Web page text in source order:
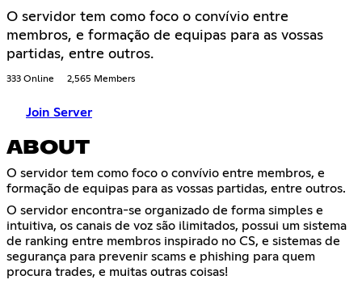
O servidor tem como foco o convívio entre
membros, e formação de equipas para as vossas
partidas, entre outros.
333 Online 2,565 Members
Join Server
ABOUT
O servidor tem como foco o convívio entre membros, e
formação de equipas para as vossas partidas, entre outros.
O servidor encontra-se organizado de forma simples e
intuitiva, os canais de voz são ilimitados, possui um sistema
de ranking entre membros inspirado no CS, e sistemas de
segurança para prevenir scams e phishing para quem
procura trades, e muitas outras coisas!